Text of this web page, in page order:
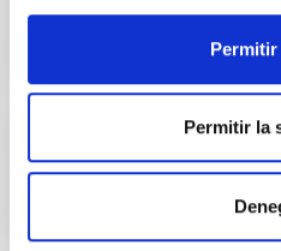
Permitir
Permitir la
15
SEP 26